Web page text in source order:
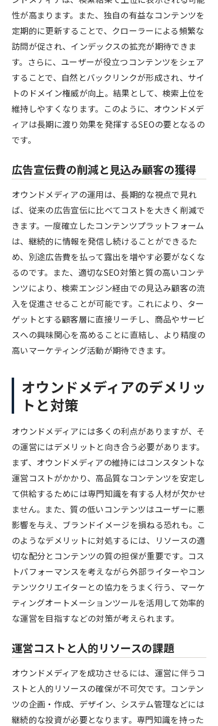
性が高まります。また、独自の有益なコンテンツを
定期的に更新することで、クローラーによる頻繁な
訪問が促され、インデックスの拡充が期待できま
す。さらに、ユーザーが役立つコンテンツをシェア
することで、自然とバックリンクが形成され、サイ
トのドメイン権威が向上。結果として、検索上位を
維持しやすくなります。このように、オウンドメデ
ィアは長期に渡り効果を発揮するSEOの要となるの
です。
広告宣伝費の削減と見込み顧客の獲得
オウンドメディアの運用は、長期的な視点で見れ
ば、従来の広告宣伝に比べてコストを大きく削減で
きます。一度確立したコンテンツプラットフォーム
は、継続的に情報を発信し続けることができるた
め、別途広告費を払って露出を増やす必要がなくな
るのです。また、適切なSEO対策と質の高いコンテ
ンツにより、検索エンジン経由での見込み顧客の流
入を促進させることが可能です。これにより、ター
ゲットとする顧客層に直接リーチし、商品やサービ
スへの興味関心を高めることに直結し、より精度の
高いマーケティング活動が期待できます。
オウンドメディアのデメリッ
トと対策
オウンドメディアには多くの利点がありますが、そ
の運営にはデメリットと向き合う必要があります。
まず、オウンドメディアの維持にはコンスタントな
運営コストがかかり、高品質なコンテンツを安定し
て供給するためには専門知識を有する人材が欠かせ
ません。また、質の低いコンテンツはユーザーに悪
影響を与え、ブランドイメージを損ねる恐れも。こ
のようなデメリットに対処するには、リソースの適
切な配分とコンテンツの質の担保が重要です。コス
トパフォーマンスを考えながら外部ライターやコン
テンツクリエイターとの協力をうまく行う、マーケ
ティングオートメーションツールを活用して効率的
な運営を目指すなどの対策が考えられます。
運営コストと人的リソースの課題
オウンドメディアを成功させるには、運営に伴うコ
ストと人的リソースの確保が不可欠です。コンテン
ツの企画・作成、デザイン、システム管理などには
継続的な投資が必要となります。専門知識を持った